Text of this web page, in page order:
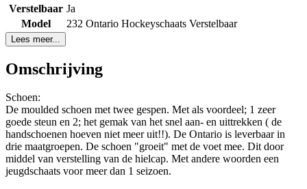
Verstelbaar Ja
Model
232 Ontario Hockeyschaats Verstelbaar
Lees meer...
Omschrijving
Schoen:
De moulded schoen met twee gespen. Met als voordeel; 1 zeer
goede steun en 2; het gemak van het snel aan- en uittrekken ( de
handschoenen hoeven niet meer uit!!). De Ontario is leverbaar in
drie maatgroepen. De schoen "groeit" met de voet mee. Dit door
middel van verstelling van de hielcap. Met andere woorden een
jeugdschaats voor meer dan 1 seizoen.